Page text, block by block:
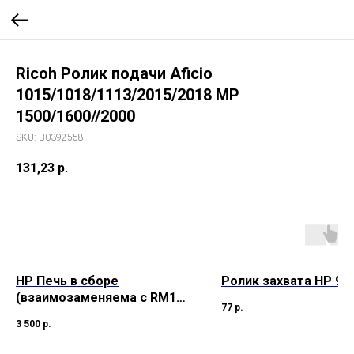
Ricoh Ролик подачи Aficio
1015/1018/1113/2015/2018 MP
1500/1600//2000
SKU: B0392558
131,23 р.
HP Печь в сборе
(взаимозаменяема с RM1-
M1522/M1120/P1505
3 500 р.
Ролик захвата HP
77 р.